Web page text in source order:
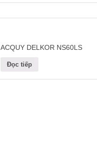
ACQUY DELKOR NS60LS
Đọc tiếp